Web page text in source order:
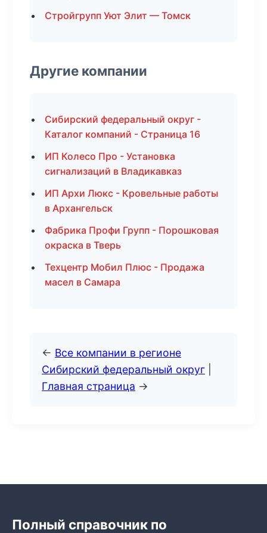
Стройгрупп Уют Элит — Томск
Другие компании
Сибирский федеральный округ -
Каталог компаний - Страница 16
ИП Колесо Про - Установка
сигнализаций в Владикавказ
ИП Архи Люкс - Кровельные работы
в Архангельск
Фабрика Профи Групп - Порошковая
окраска в Тверь
Техцентр Мобил Плюс - Продажа
масел в Самара
← Все компании в регионе
Сибирский федеральный округ
Главная страница →
Полный справочник по